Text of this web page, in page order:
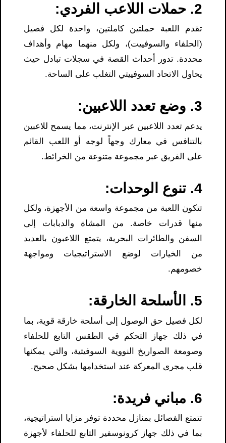
2. حملات اللاعب الفردي:
تقدم اللعبة حملتين كاملتين، واحدة لكل فصيل
(الحلفاء والسوفييت)، ولكل منهما مهام وأهداف
محددة. تدور أحداث القصة في سجلات تبادل حيث
يحاول الاتحاد السوفييتي التغلب على الساحة.
3. وضع تعدد اللاعبين:
يدعم تعدد اللاعبين عبر الإنترنت، مما يسمح للاعبين
بالتنافس في معارك وجهاً لوجه أو اللعب القائم
على الفريق عبر مجموعة متنوعة من الخرائط.
4. تنوع الوحدات:
تتكون اللعبة من مجموعة واسعة من الأجهزة، ولكل
منها قدرات خاصة. من المشاة والدبابات إلى
السفن والطائرات البحرية، يتمتع اللاعبون بالعديد
من الخيارات لوضع الاستراتيجيات ومواجهة
خصومهم.
5. الأسلحة الخارقة:
لكل فصيل حق الوصول إلى أسلحة خارقة قوية، بما
في ذلك جهاز التحكم في الطقس التابع للحلفاء
وصومعة الصواريخ النووية السوفيتية، والتي يمكنها
قلب مجرى المعركة عند استخدامها بشكل صحيح.
6. مباني فريدة:
تتمتع الفصائل بمنازل محددة توفر مزايا استراتيجية،
بما في ذلك جهاز كرونوسفير التابع للحلفاء لأجهزة